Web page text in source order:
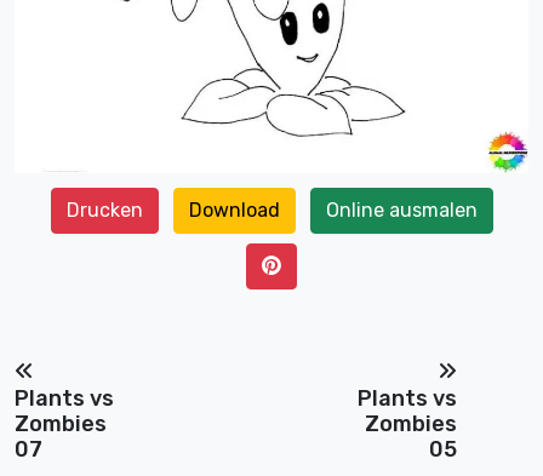
Drucken Download Online ausmalen
Plants vs
Zombies
07
Plants vs
Zombies
05